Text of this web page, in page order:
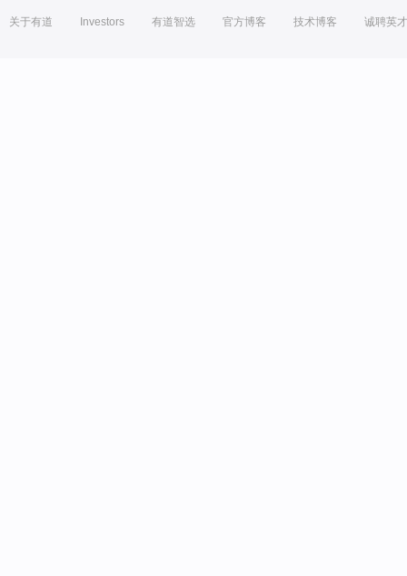
关于有道 Investors 有道智选 官方博客 技术博客 诚聘英才